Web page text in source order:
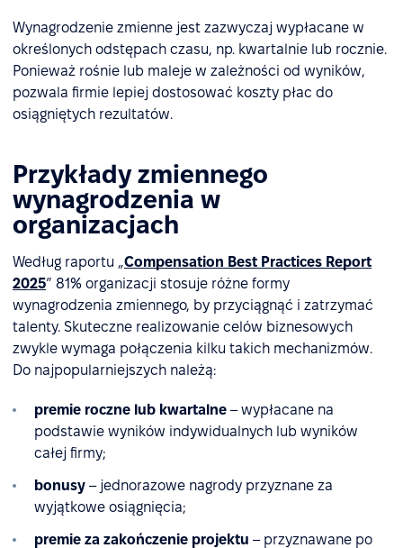
Wynagrodzenie zmienne jest zazwyczaj wypłacane w
określonych odstępach czasu, np. kwartalnie lub rocznie.
Ponieważ rośnie lub maleje w zależności od wyników,
pozwala firmie lepiej dostosować koszty płac do
osiągniętych rezultatów.
Przykłady zmiennego
wynagrodzenia w
organizacjach
Według raportu „Compensation Best Practices Report
2025” 81% organizacji stosuje różne formy
wynagrodzenia zmiennego, by przyciągnąć i zatrzymać
talenty. Skuteczne realizowanie celów biznesowych
zwykle wymaga połączenia kilku takich mechanizmów.
Do najpopularniejszych należą:
premie roczne lub kwartalne – wypłacane na
podstawie wyników indywidualnych lub wyników
całej firmy;
bonusy – jednorazowe nagrody przyznane za
wyjątkowe osiągnięcia;
premie za zakończenie projektu – przyznawane po